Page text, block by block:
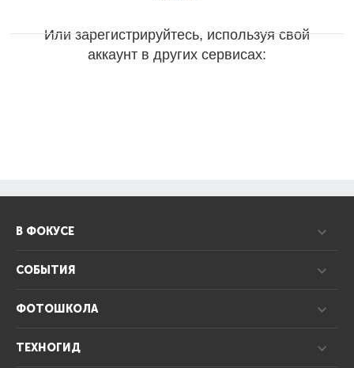
Или зарегистрируйтесь, используя свой
аккаунт в других сервисах:
В ФОКУСЕ
СОБЫТИЯ
ФОТОШКОЛА
ТЕХНОГИД